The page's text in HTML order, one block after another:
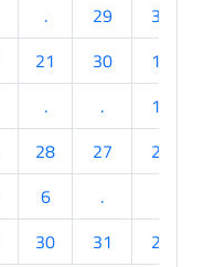
. 29
30
21 30
19
. .
12
28 27
24
6 .
30 31 29